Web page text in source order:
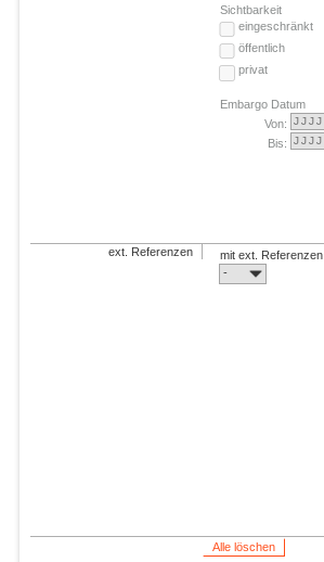
Sichtbarkeit
eingeschränkt
öffentlich
privat
Embargo Datum
Von:
Bis:
ext. Referenzen
mit ext. Referenzen
-